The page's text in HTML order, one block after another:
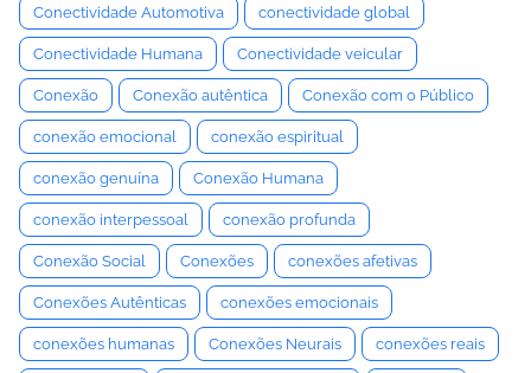
Conectividade Automotiva conectividade global
Conectividade Humana Conectividade veicular
Conexão Conexão autêntica Conexão com o Público
conexão emocional conexão espiritual
conexão genuína Conexão Humana
conexão interpessoal conexão profunda
Conexão Social Conexões conexões afetivas
Conexões Autênticas conexões emocionais
conexões humanas Conexões Neurais conexões reais